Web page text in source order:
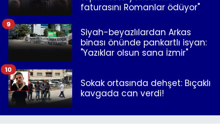
faturasını Romanlar ödüyor"
Siyah-beyazlılardan Arkas
binası önünde pankartlı isyan:
"Yazıklar olsun sana İzmir"
9
Sokak ortasında dehşet: Bıçaklı
kavgada can verdi!
10